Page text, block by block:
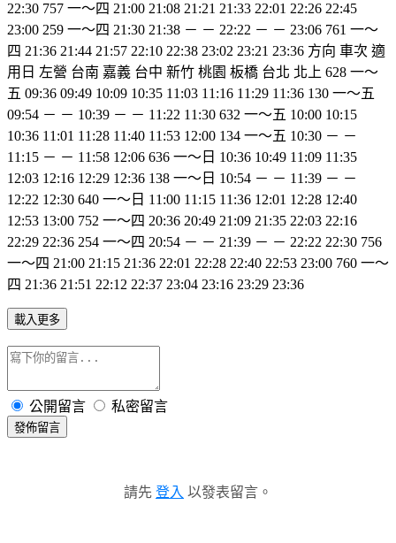
22:30 757 一～四 21:00 21:08 21:21 21:33 22:01 22:26 22:45
23:00 259 一～四 21:30 21:38 － － 22:22 － － 23:06 761 一～
四 21:36 21:44 21:57 22:10 22:38 23:02 23:21 23:36 方向 車次 適
用日 左營 台南 嘉義 台中 新竹 桃園 板橋 台北 北上 628 一～
五 09:36 09:49 10:09 10:35 11:03 11:16 11:29 11:36 130 一～五
09:54 － － 10:39 － － 11:22 11:30 632 一～五 10:00 10:15
10:36 11:01 11:28 11:40 11:53 12:00 134 一～五 10:30 － －
11:15 － － 11:58 12:06 636 一～日 10:36 10:49 11:09 11:35
12:03 12:16 12:29 12:36 138 一～日 10:54 － － 11:39 － －
12:22 12:30 640 一～日 11:00 11:15 11:36 12:01 12:28 12:40
12:53 13:00 752 一～四 20:36 20:49 21:09 21:35 22:03 22:16
22:29 22:36 254 一～四 20:54 － － 21:39 － － 22:22 22:30 756
一～四 21:00 21:15 21:36 22:01 22:28 22:40 22:53 23:00 760 一～
四 21:36 21:51 22:12 22:37 23:04 23:16 23:29 23:36
載入更多
公開留言 私密留言
發佈留言
請先 登入 以發表留言。